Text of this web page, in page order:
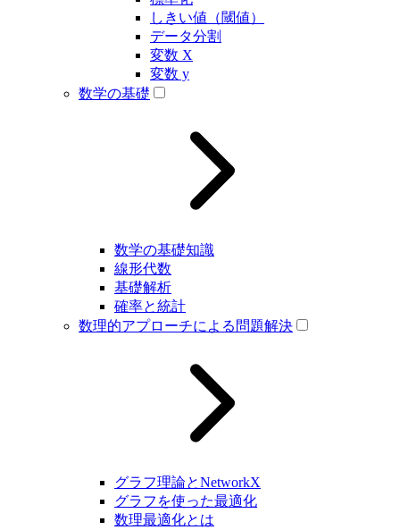
しきい値（閾値）
データ分割
変数 X
変数 y
数学の基礎
数学の基礎知識
線形代数
基礎解析
確率と統計
数理的アプローチによる問題解決
グラフ理論とNetworkX
グラフを使った最適化
数理最適化とは